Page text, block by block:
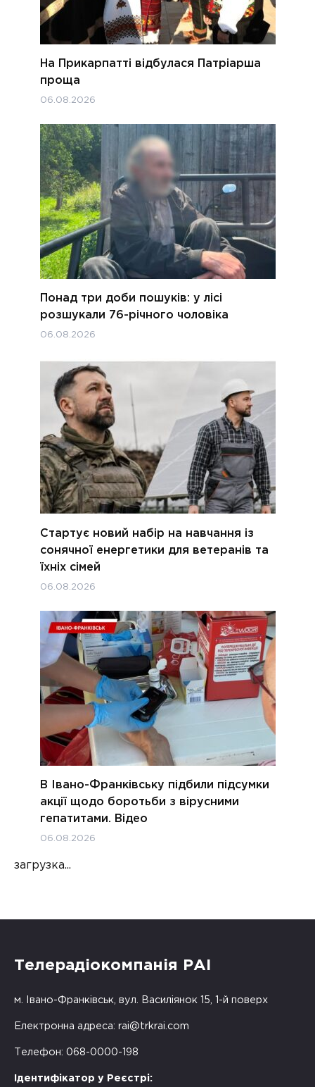
На Прикарпатті відбулася Патріарша
проща
06.08.2026
Понад три доби пошуків: у лісі
розшукали 76-річного чоловіка
06.08.2026
Стартує новий набір на навчання із
сонячної енергетики для ветеранів та
їхніх сімей
06.08.2026
В Івано-Франківську підбили підсумки
акції щодо боротьби з вірусними
гепатитами. Відео
06.08.2026
загрузка...
Телерадіокомпанія РАІ
м. Івано-Франківськ, вул. Василіянок 15, 1-й поверх
Електронна адреса: rai@trkrai.com
Телефон: 068-0000-198
Ідентифікатор у Реєстрі: